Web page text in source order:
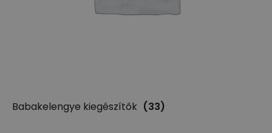
Babakelengye kiegészítők (33)